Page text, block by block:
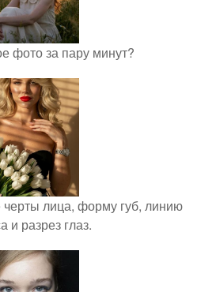
фото за пару минут?
лица, форму губ, линию
и разрез глаз.